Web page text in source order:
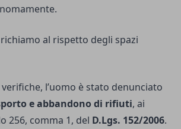
al rispetto degli spazi
l’uomo è stato denunciato
e abbandono di rifiuti, ai
256, comma 1, del D.Lgs. 152/2006.